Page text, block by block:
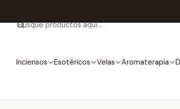
Inciensos Esotéricos Velas Aromaterapia